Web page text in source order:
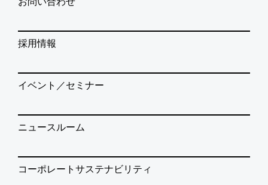
採用情報
イベント／セミナー
ニュースルーム
コーポレートサステナビリティ